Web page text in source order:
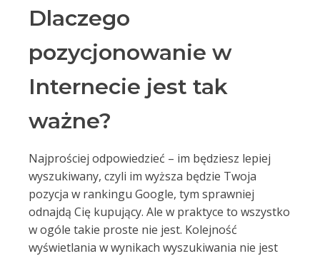
Dlaczego
pozycjonowanie w
Internecie jest tak
ważne?
Najprościej odpowiedzieć – im będziesz lepiej
wyszukiwany, czyli im wyższa będzie Twoja
pozycja w rankingu Google, tym sprawniej
odnajdą Cię kupujący. Ale w praktyce to wszystko
w ogóle takie proste nie jest. Kolejność
wyświetlania w wynikach wyszukiwania nie jest